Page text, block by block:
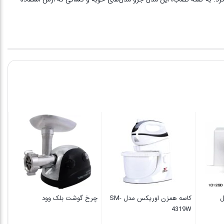
کاسه همزن اوریکس مدل SM-
4319W
چرخ گوشت بلک وود